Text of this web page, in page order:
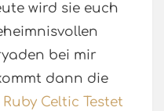
wird sie euch
bei mir
dann die
Ruby Celtic Testet